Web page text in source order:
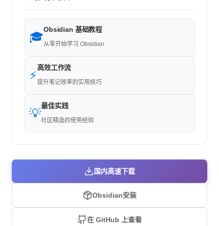
🎓
Obsidian 基础教程
从零开始学习 Obsidian
⚡
高效工作流
提升笔记效率的实用技巧
💡
最佳实践
社区精选的使用经验
国内高速下载
Obsidian安装
在 GitHub 上查看